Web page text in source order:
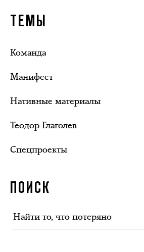
ТЕМЫ
Команда
Манифест
Нативные материалы
Теодор Глаголев
Спецпроекты
ПОИСК